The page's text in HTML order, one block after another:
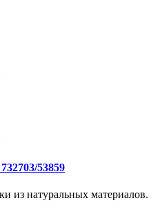
53859
из натуральных материалов.